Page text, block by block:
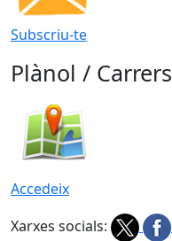
Subscriu-te
Plànol / Carrers
Accedeix
Xarxes socials: